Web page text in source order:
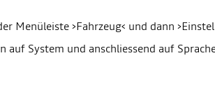
Menüleiste ›Fahrzeug‹ und dann
auf System und anschliessend auf